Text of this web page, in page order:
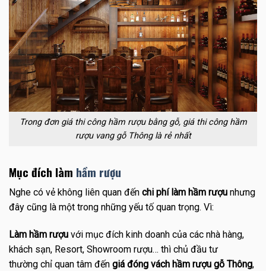
Trong đơn giá thi công hầm rượu bằng gỗ, giá thi công hầm
rượu vang gỗ Thông là rẻ nhất
Mục đích làm hầm rượu
Nghe có vẻ không liên quan đến chi phí làm hầm rượu nhưng
đây cũng là một trong những yếu tố quan trọng. Vì:
Làm hầm rượu với mục đích kinh doanh của các nhà hàng,
khách sạn, Resort, Showroom rượu… thì chủ đầu tư
thường chỉ quan tâm đến giá đóng vách hầm rượu gỗ Thông,